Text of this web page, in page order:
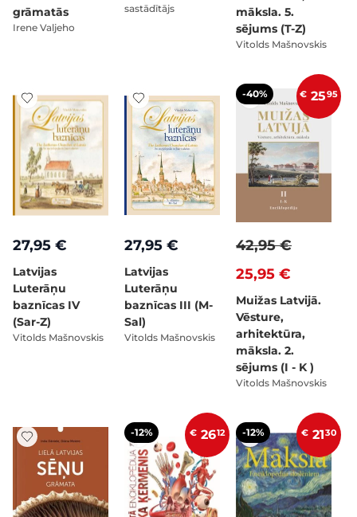
grāmatās
Irene Valjeho
sastādītājs
māksla. 5.
sējums (T-Z)
Vitolds Mašnovskis
27,95 €
Latvijas
Luterāņu
baznīcas IV
(Sar-Z)
Vitolds Mašnovskis
27,95 €
Latvijas
Luterāņu
baznīcas III (M-
Sal)
Vitolds Mašnovskis
-40% € 2595
25,95 €
42,95 €
Muižas Latvijā.
Vēsture,
arhitektūra,
māksla. 2.
sējums (I - K )
Vitolds Mašnovskis
-12% € 2612 -12% € 2130